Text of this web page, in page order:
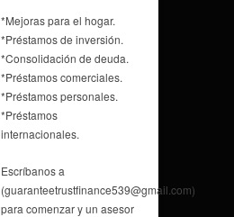
*Mejoras para el hogar.
*Préstamos de inversión.
*Consolidación de deuda.
*Préstamos comerciales.
*Préstamos personales.
*Préstamos
internacionales.
Escríbanos a
(guaranteetrustfinance539@gmail.com)
para comenzar y un asesor